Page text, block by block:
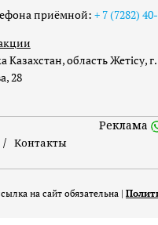
приёмной: + 7 (7282)
Казахстан, область Жетісу,
28
Контакты
Реклама
на сайт обязательна |